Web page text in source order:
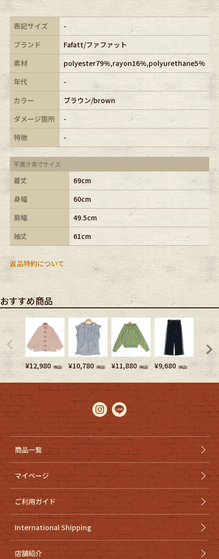
表記サイズ
-
ブランド
Fafatt/ファファット
素材
polyester79%,rayon16%,polyurethane5%
年代
-
カラー
ブラウン/brown
ダメージ箇所
-
特徴
-
平置き実寸サイズ
着丈
69cm
身幅
60cm
肩幅
49.5cm
袖丈
61cm
返品特約について
おすすめ商品
¥12,980 （税込） ¥10,780 （税込） ¥11,880 （税込） ¥9,680 （税込）
商品一覧
マイページ
ご利用ガイド
International Shipping
店舗紹介